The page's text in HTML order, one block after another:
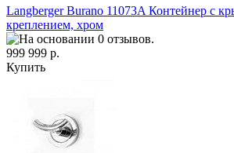
Langberger Burano 11073A Контейнер с
креплением, хром
999 999 р.
Купить